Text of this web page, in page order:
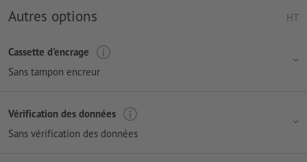
Autres options HT
Cassette d'encrage
Sans tampon encreur
Vérification des données
Sans vérification des données